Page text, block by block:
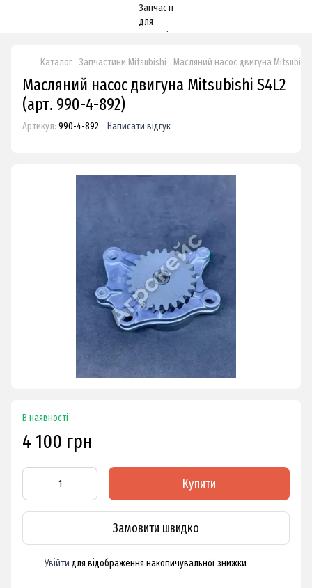
Каталог Запчастини Mitsubishi Масляний насос двигуна
Масляний насос двигуна Mitsubishi S4L2
(арт. 990-4-892)
Артикул: 990-4-892 Написати відгук
В наявності
4 100 грн
Купити
Замовити швидко
Увійти для відображення накопичувальної знижки